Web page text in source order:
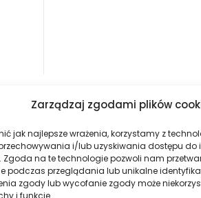
Zarządzaj zgodami plików
jak najlepsze wrażenia, korzystamy z
i/lub uzyskiwania dostępu do
Zgoda na te technologie pozwoli nam
podczas przeglądania lub unikalne
zgody lub wycofanie zgody może
i funkcje.
– WYNIKI
Mężczyzn